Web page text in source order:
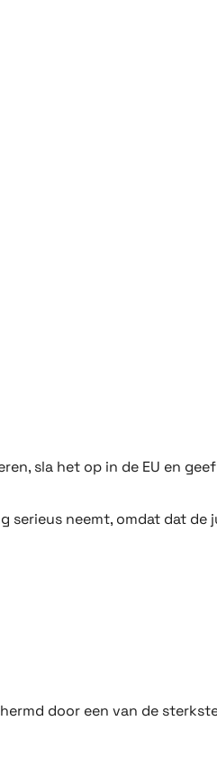
sla het op in de EU en
neemt, omdat dat de
door een van de